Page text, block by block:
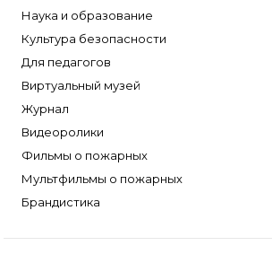
Наука и образование
Культура безопасности
Для педагогов
Виртуальный музей
Журнал
Видеоролики
Фильмы о пожарных
Мультфильмы о пожарных
Брандистика